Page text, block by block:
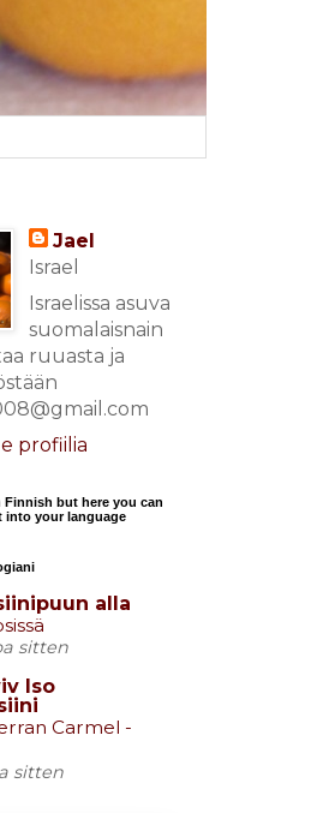
Jael
Israel
Israelissa asuva
suomalaisnain
ruuasta ja
profiilia
but here you can
into your language
alla
sitten
Iso
Carmel -
sitten